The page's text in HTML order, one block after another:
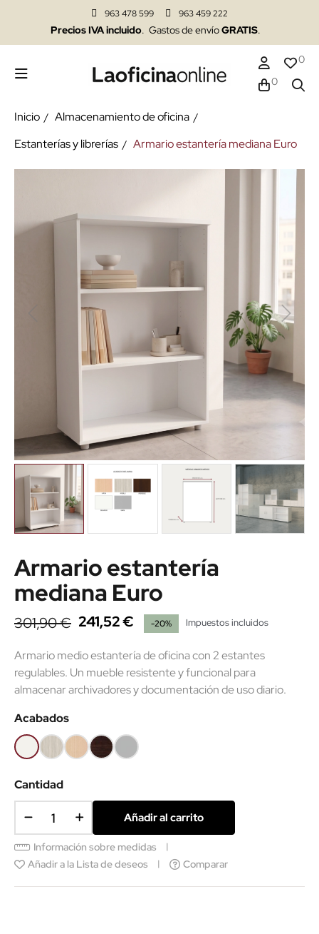
963 478 599 963 459 222
Precios IVA incluido. Gastos de envíoGRATIS.
0
0
Inicio
Almacenamiento de oficina
Estanterías y librerías
Armario estantería mediana Euro
Armario estantería
mediana Euro
301,90 € 241,52 € -20% Impuestos incluidos
Armario medio estantería de oficina con 2 estantes
regulables. Un mueble resistente y funcional para
almacenar archivadores y documentación de uso diario.
Acabados
BlancoRoble
(EMF)
Haya
(EMF)
Wengué
Gris
claro
Cantidad
Añadir al carrito
Información sobre medidas
Añadir a la Lista de deseos
Comparar